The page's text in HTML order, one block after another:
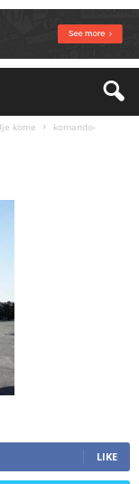
kome
komando-
LIKE